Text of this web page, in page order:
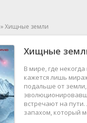
» Хищные земли
Хищные
В мире, где
кажется лишь
подальше от
встречают на
запахом, который